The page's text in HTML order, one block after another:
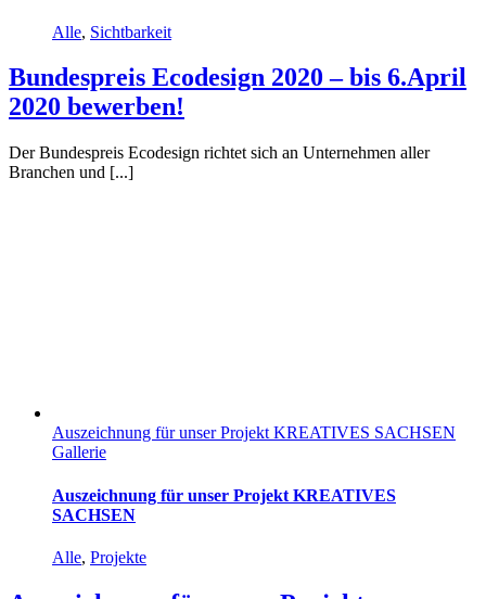
Alle, Sichtbarkeit
Bundespreis Ecodesign 2020 – bis 6.April
2020 bewerben!
Der Bundespreis Ecodesign richtet sich an Unternehmen aller
Branchen und [...]
Auszeichnung für unser Projekt KREATIVES SACHSEN
Gallerie
Auszeichnung für unser Projekt KREATIVES
SACHSEN
Alle, Projekte